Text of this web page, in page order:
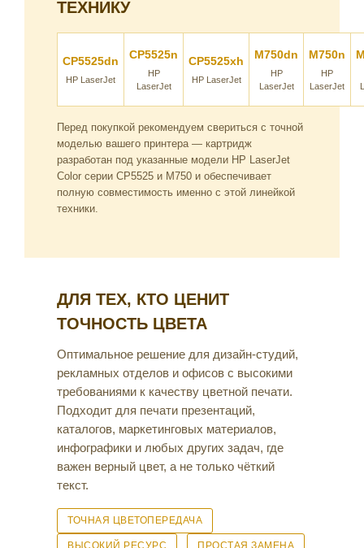
ТЕХНИКУ
CP5525dn
HP LaserJet
CP5525n
HP
LaserJet
CP5525xh
HP LaserJet
M750dn
HP
LaserJet
M750n
HP
LaserJet
Перед покупкой рекомендуем свериться с точной
моделью вашего принтера — картридж
разработан под указанные модели HP LaserJet
Color серии CP5525 и M750 и обеспечивает
полную совместимость именно с этой линейкой
техники.
ДЛЯ ТЕХ, КТО ЦЕНИТ
ТОЧНОСТЬ ЦВЕТА
Оптимальное решение для дизайн-студий,
рекламных отделов и офисов с высокими
требованиями к качеству цветной печати.
Подходит для печати презентаций,
каталогов, маркетинговых материалов,
инфографики и любых других задач, где
важен верный цвет, а не только чёткий
текст.
ТОЧНАЯ ЦВЕТОПЕРЕДАЧА
ВЫСОКИЙ РЕСУРС ПРОСТАЯ ЗАМЕНА